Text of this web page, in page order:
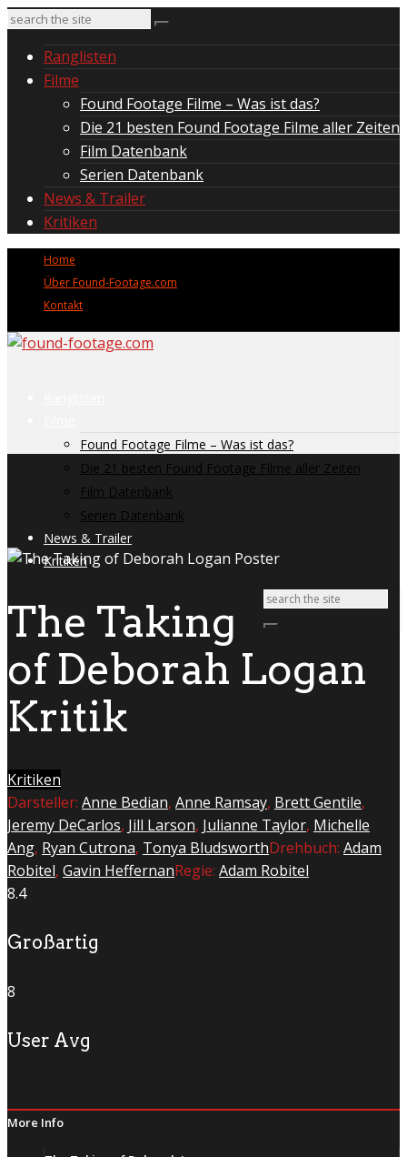
Ranglisten
Filme
Found Footage Filme – Was ist das?
Die 21 besten Found Footage Filme aller Zeiten
Film Datenbank
Serien Datenbank
News & Trailer
Kritiken
Home
Über Found-Footage.com
Kontakt
Found Footage Filme – Was ist das?
Die 21 besten Found Footage Filme aller Zeiten
Film Datenbank
Serien Datenbank
News & Trailer
Kritiken
The Taking
of Deborah Logan
Kritik
Kritiken
Darsteller: Anne Bedian, Anne Ramsay, Brett Gentile,
Jeremy DeCarlos, Jill Larson, Julianne Taylor, Michelle
Ang, Ryan Cutrona, Tonya BludsworthDrehbuch: Adam
Robitel, Gavin HeffernanRegie: Adam Robitel
8.4
Großartig
8
User Avg
More Info